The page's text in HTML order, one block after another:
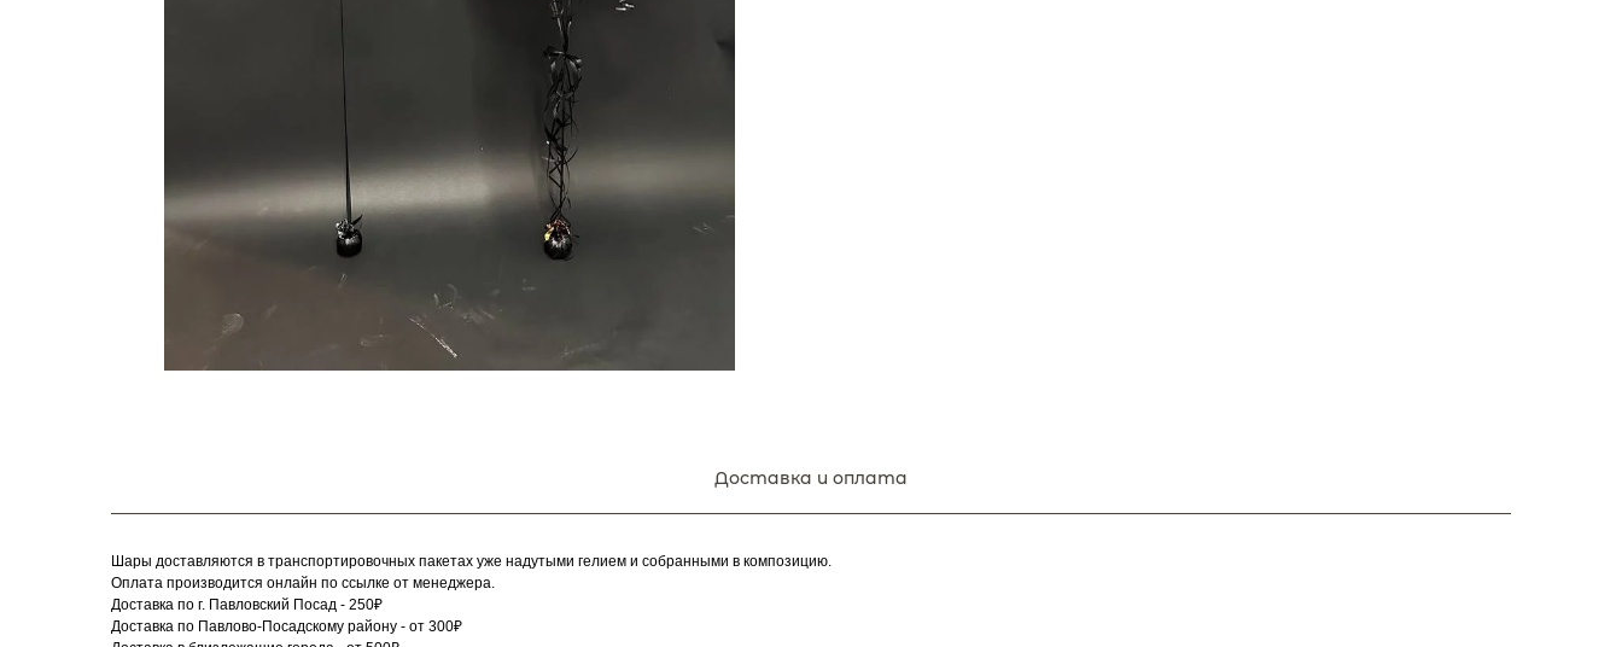
Доставка и оплата
Шары доставляются в транспортировочных пакетах уже надутыми гелием и собранными в композицию.
Оплата производится онлайн по ссылке от менеджера.
Доставка по г. Павловский Посад - 250₽
Доставка по Павлово-Посадскому району - от 300₽